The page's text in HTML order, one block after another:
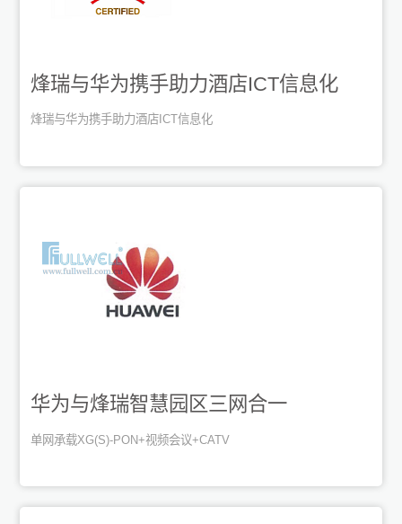
烽瑞与华为携手助力酒店ICT信息化
烽瑞与华为携手助力酒店ICT信息化
华为与烽瑞智慧园区三网合一
单网承载XG(S)-PON+视频会议+CATV